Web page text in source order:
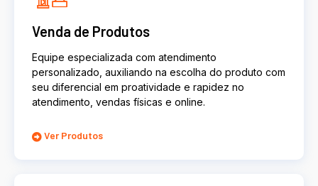
Venda de Produtos
Equipe especializada com atendimento
personalizado, auxiliando na escolha do produto com
seu diferencial em proatividade e rapidez no
atendimento, vendas físicas e online.
Ver Produtos